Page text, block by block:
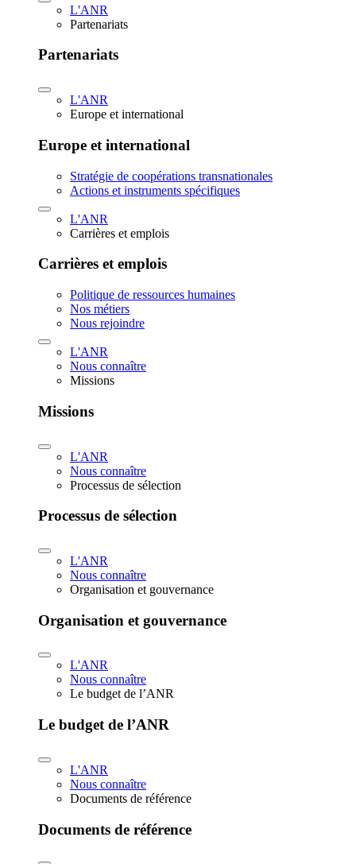
L'ANR
Partenariats
Partenariats
L'ANR
Europe et international
Europe et international
Stratégie de coopérations transnationales
Actions et instruments spécifiques
L'ANR
Carrières et emplois
Carrières et emplois
Politique de ressources humaines
Nos métiers
Nous rejoindre
L'ANR
Nous connaître
Missions
Missions
L'ANR
Nous connaître
Processus de sélection
Processus de sélection
L'ANR
Nous connaître
Organisation et gouvernance
Organisation et gouvernance
L'ANR
Nous connaître
Le budget de l’ANR
Le budget de l’ANR
L'ANR
Nous connaître
Documents de référence
Documents de référence